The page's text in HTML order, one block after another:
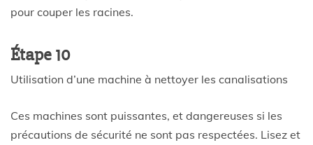
pour couper les racines.
Étape 10
Utilisation d’une machine à nettoyer les canalisations
Ces machines sont puissantes, et dangereuses si les
précautions de sécurité ne sont pas respectées. Lisez et